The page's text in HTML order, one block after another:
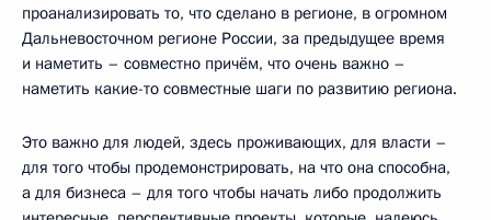
проанализировать то, что сделано в регионе, в огромном
Дальневосточном регионе России, за предыдущее время
и наметить – совместно причём, что очень важно –
наметить какие-то совместные шаги по развитию региона.
Это важно для людей, здесь проживающих, для власти –
для того чтобы продемонстрировать, на что она способна,
а для бизнеса – для того чтобы начать либо продолжить